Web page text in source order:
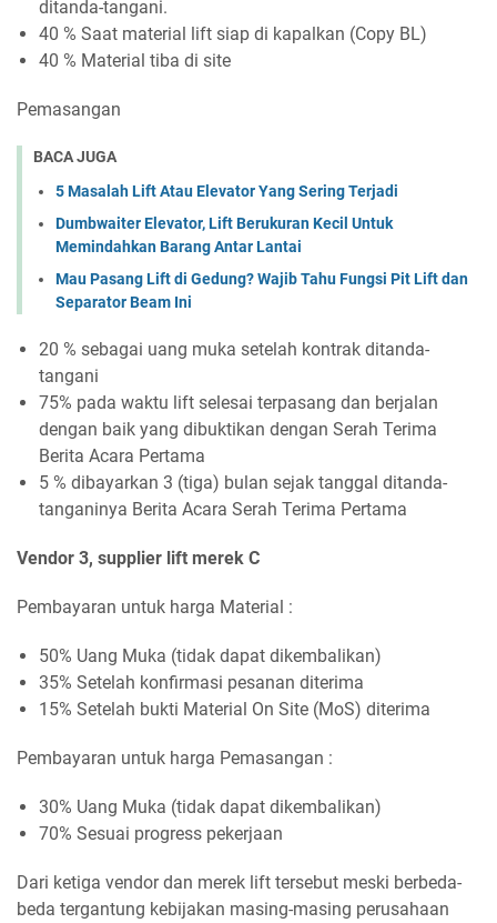
ditanda-tangani.
40 % Saat material lift siap di kapalkan (Copy BL)
40 % Material tiba di site
Pemasangan
BACA JUGA
5 Masalah Lift Atau Elevator Yang Sering Terjadi
Dumbwaiter Elevator, Lift Berukuran Kecil Untuk
Memindahkan Barang Antar Lantai
Mau Pasang Lift di Gedung? Wajib Tahu Fungsi Pit Lift dan
Separator Beam Ini
20 % sebagai uang muka setelah kontrak ditanda-
tangani
75% pada waktu lift selesai terpasang dan berjalan
dengan baik yang dibuktikan dengan Serah Terima
Berita Acara Pertama
5 % dibayarkan 3 (tiga) bulan sejak tanggal ditanda-
tanganinya Berita Acara Serah Terima Pertama
Vendor 3, supplier lift merek C
Pembayaran untuk harga Material :
50% Uang Muka (tidak dapat dikembalikan)
35% Setelah konfirmasi pesanan diterima
15% Setelah bukti Material On Site (MoS) diterima
Pembayaran untuk harga Pemasangan :
30% Uang Muka (tidak dapat dikembalikan)
70% Sesuai progress pekerjaan
Dari ketiga vendor dan merek lift tersebut meski berbeda-
beda tergantung kebijakan masing-masing perusahaan